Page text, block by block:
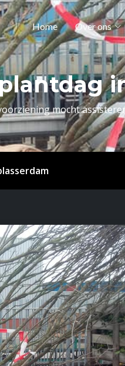
Home Over ons
mocht